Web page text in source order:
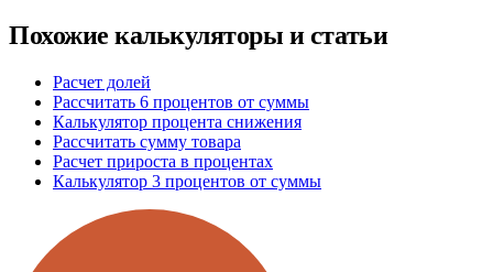
Похожие калькуляторы и статьи
Расчет долей
Рассчитать 6 процентов от суммы
Калькулятор процента снижения
Рассчитать сумму товара
Расчет прироста в процентах
Калькулятор 3 процентов от суммы